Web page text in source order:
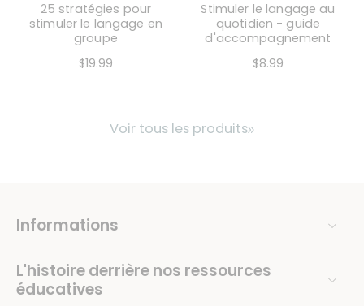
25 stratégies pour
stimuler le langage en
groupe
$19.99
Stimuler le langage au
quotidien - guide
d'accompagnement
$8.99
Voir tous les produits
Informations
L'histoire derrière nos ressources
éducatives